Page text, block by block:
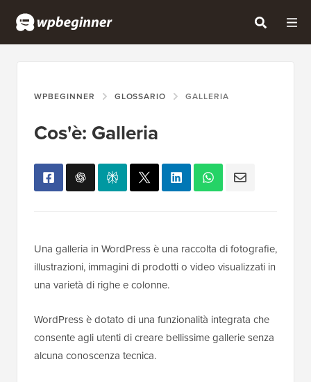
WPBEGINNER GLOSSARIO GALLERIA
Cos'è: Galleria
Una galleria in WordPress è una raccolta di fotografie,
illustrazioni, immagini di prodotti o video visualizzati in
una varietà di righe e colonne.
WordPress è dotato di una funzionalità integrata che
consente agli utenti di creare bellissime gallerie senza
alcuna conoscenza tecnica.